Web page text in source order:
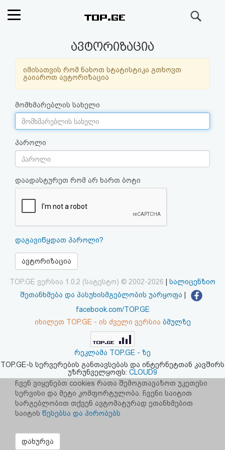
ფოსტა
კითხვა-
პასუხი
ავტორიზაცია
რეგისტრაცია
პაროლის
HTML
კოდი
შეთანხმება
პასუხისმგებლობის
უარყოფა
ავტორიზაცია
იმისათვის რომ ნახოთ სტატისტიკა გთხოვთ
გაიაროთ ავტორიზაცია
მომხმარებლის სახელი
პაროლი
დაადასტურეთ რომ არ ხართ ბოტი
დაგავიწყდათ პაროლი?
ავტორიზაცია
TOP.GE ვერსია 1.0.2 (სატესტო) © 2002-2026
სალიცენზიო
შეთანხმება და პასუხისმგებლობის უარყოფა
facebook.com/TOP.GE
იხილეთ TOP.GE - ის ძველი ვერსია ბმულზე
რეკლამა TOP.GE - ზე
TOP.GE-ს სერვერების განთავსებას და ინტერნეტთან კავშირს
უზრუნველყოფს: CLOUD9
ჩვენ ვიყენებთ cookies რათა შემოგთავაზოთ უკეთესი
სერვისი და მეტი კომფორტულობა. ჩვენი საიტით
სარგებლობით თქვენ ავტომატურად ეთანხმებით
საიტის წესებსა და პირობებს
დახურვა